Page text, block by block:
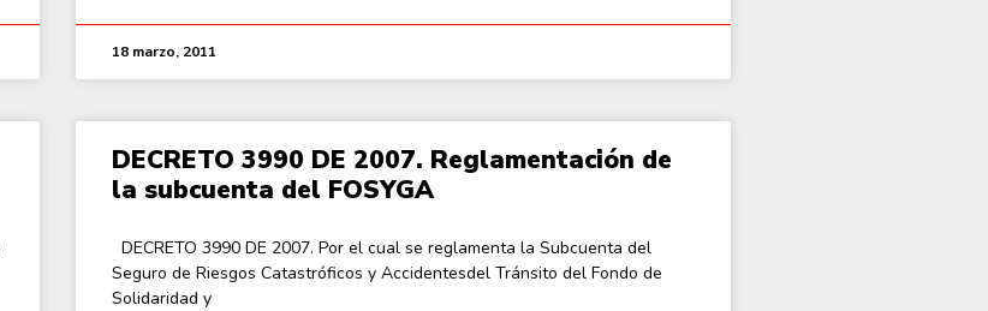
18 marzo, 2011
DECRETO 3990 DE 2007. Reglamentación de
la subcuenta del FOSYGA
DECRETO 3990 DE 2007. Por el cual se reglamenta la Subcuenta del
Seguro de Riesgos Catastróficos y Accidentesdel Tránsito del Fondo de
Solidaridad y